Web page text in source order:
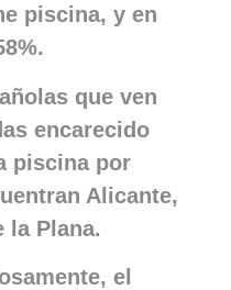
piscina, y en
que ven
encarecido
piscina por
Alicante,
la Plana.
el